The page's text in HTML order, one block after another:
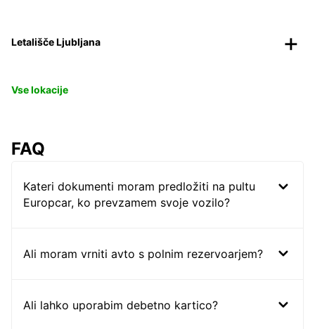
Letališče Ljubljana
Vse lokacije
FAQ
Kateri dokumenti moram predložiti na pultu
Europcar, ko prevzamem svoje vozilo?
Ali moram vrniti avto s polnim rezervoarjem?
Ali lahko uporabim debetno kartico?